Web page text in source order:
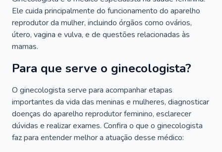
Ele cuida principalmente do funcionamento do aparelho
reprodutor da mulher, incluindo órgãos como ovários,
útero, vagina e vulva, e de questões relacionadas às
mamas.
Para que serve o ginecologista?
O ginecologista serve para acompanhar etapas
importantes da vida das meninas e mulheres, diagnosticar
doenças do aparelho reprodutor feminino, esclarecer
dúvidas e realizar exames. Confira o que o ginecologista
faz para entender melhor a atuação desse médico: